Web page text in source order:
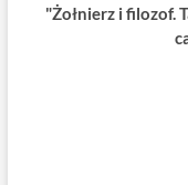
"Żołnierz i filozof.